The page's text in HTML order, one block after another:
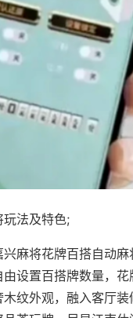
玩法及特色;
兴麻将花牌百搭自动
设置百搭牌数量，
木纹外观，融入客厅